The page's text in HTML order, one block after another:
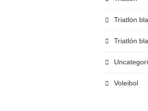
Triatlón
Triatlón
Voleibol